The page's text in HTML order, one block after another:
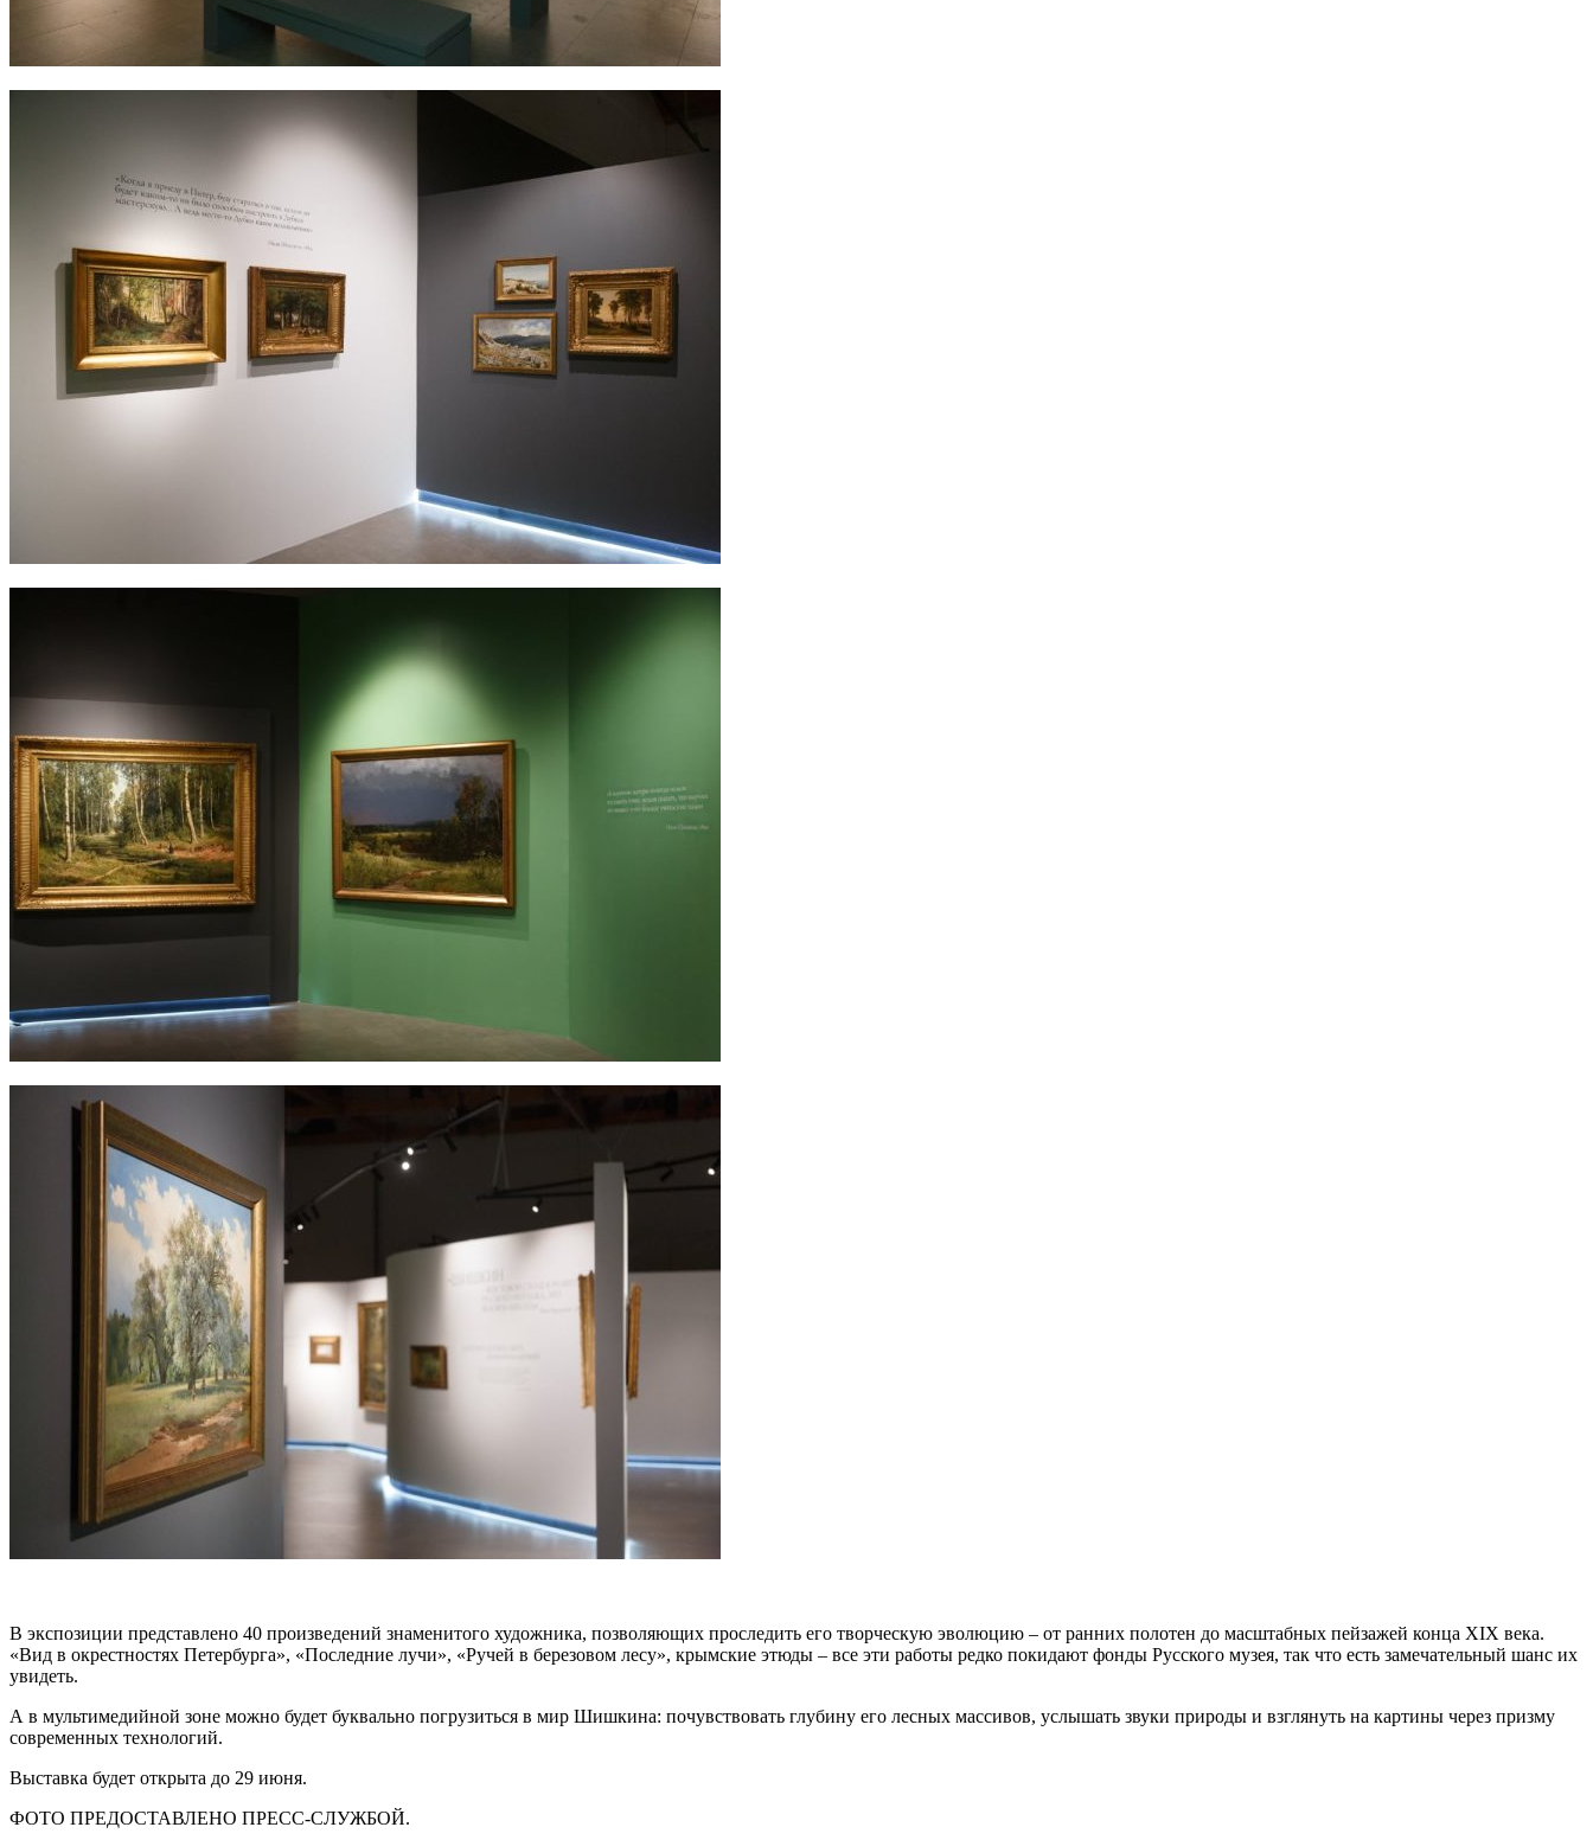
В экспозиции представлено 40 произведений знаменитого художника, позволяющих проследить его творческую эволюцию – от ранних полотен до масштабных пейзажей конца XIX века.
«Вид в окрестностях Петербурга», «Последние лучи», «Ручей в березовом лесу», крымские этюды – все эти работы редко покидают фонды Русского музея, так что есть замечательный шанс их
увидеть.
А в мультимедийной зоне можно будет буквально погрузиться в мир Шишкина: почувствовать глубину его лесных массивов, услышать звуки природы и взглянуть на картины через призму
современных технологий.
Выставка будет открыта до 29 июня.
ФОТО ПРЕДОСТАВЛЕНО ПРЕСС-СЛУЖБОЙ.